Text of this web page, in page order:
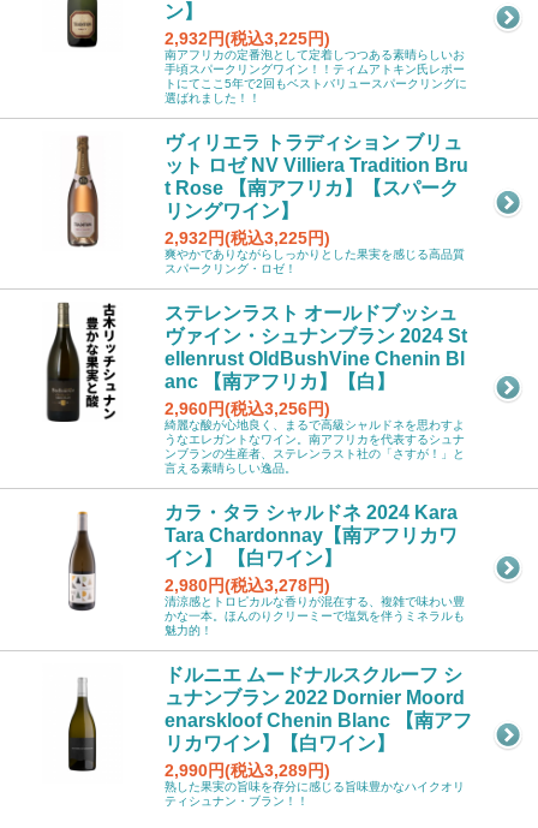
ン】
2,932円(税込3,225円)
南アフリカの定番泡として定着しつつある素晴らしいお
手頃スパークリングワイン！！ティムアトキン氏レポー
トにてここ5年で2回もベストバリュースパークリングに
選ばれました！！
ヴィリエラ トラディション ブリュ
ット ロゼ NV Villiera Tradition Bru
t Rose 【南アフリカ】【スパーク
リングワイン】
2,932円(税込3,225円)
爽やかでありながらしっかりとした果実を感じる高品質
スパークリング・ロゼ！
ステレンラスト オールドブッシュ
ヴァイン・シュナンブラン 2024 St
ellenrust OldBushVine Chenin Bl
anc 【南アフリカ】【白】
2,960円(税込3,256円)
綺麗な酸が心地良く、まるで高級シャルドネを思わすよ
うなエレガントなワイン。南アフリカを代表するシュナ
ンブランの生産者、ステレンラスト社の「さすが！」と
言える素晴らしい逸品。
カラ・タラ シャルドネ 2024 Kara
Tara Chardonnay【南アフリカワ
イン】 【白ワイン】
2,980円(税込3,278円)
清涼感とトロピカルな香りが混在する、複雑で味わい豊
かな一本。ほんのりクリーミーで塩気を伴うミネラルも
魅力的！
ドルニエ ムードナルスクルーフ シ
ュナンブラン 2022 Dornier Moord
enarskloof Chenin Blanc 【南アフ
リカワイン】【白ワイン】
2,990円(税込3,289円)
熟した果実の旨味を存分に感じる旨味豊かなハイクオリ
ティシュナン・ブラン！！